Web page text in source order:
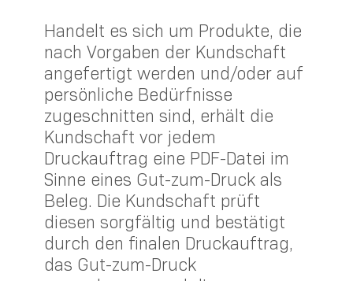
Handelt es sich um Produkte, die
nach Vorgaben der Kundschaft
angefertigt werden und/oder auf
persönliche Bedürfnisse
zugeschnitten sind, erhält die
Kundschaft vor jedem
Druckauftrag eine PDF-Datei im
Sinne eines Gut-zum-Druck als
Beleg. Die Kundschaft prüft
diesen sorgfältig und bestätigt
durch den finalen Druckauftrag,
das Gut-zum-Druck